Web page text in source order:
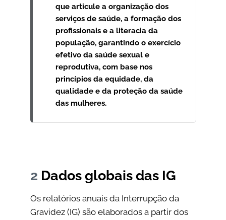
que articule a organização dos
serviços de saúde, a formação dos
profissionais e a literacia da
população, garantindo o exercício
efetivo da saúde sexual e
reprodutiva, com base nos
princípios da equidade, da
qualidade e da proteção da saúde
das mulheres.
2 Dados globais das IG
Os relatórios anuais da Interrupção da
Gravidez (IG) são elaborados a partir dos